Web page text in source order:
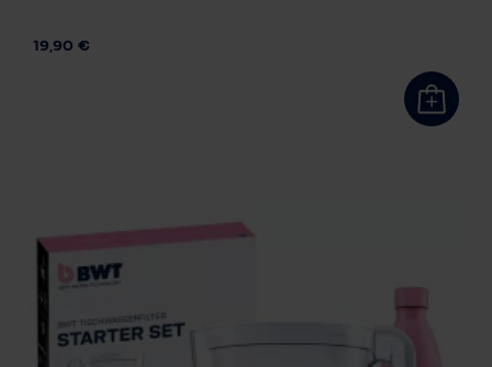
19,90 €